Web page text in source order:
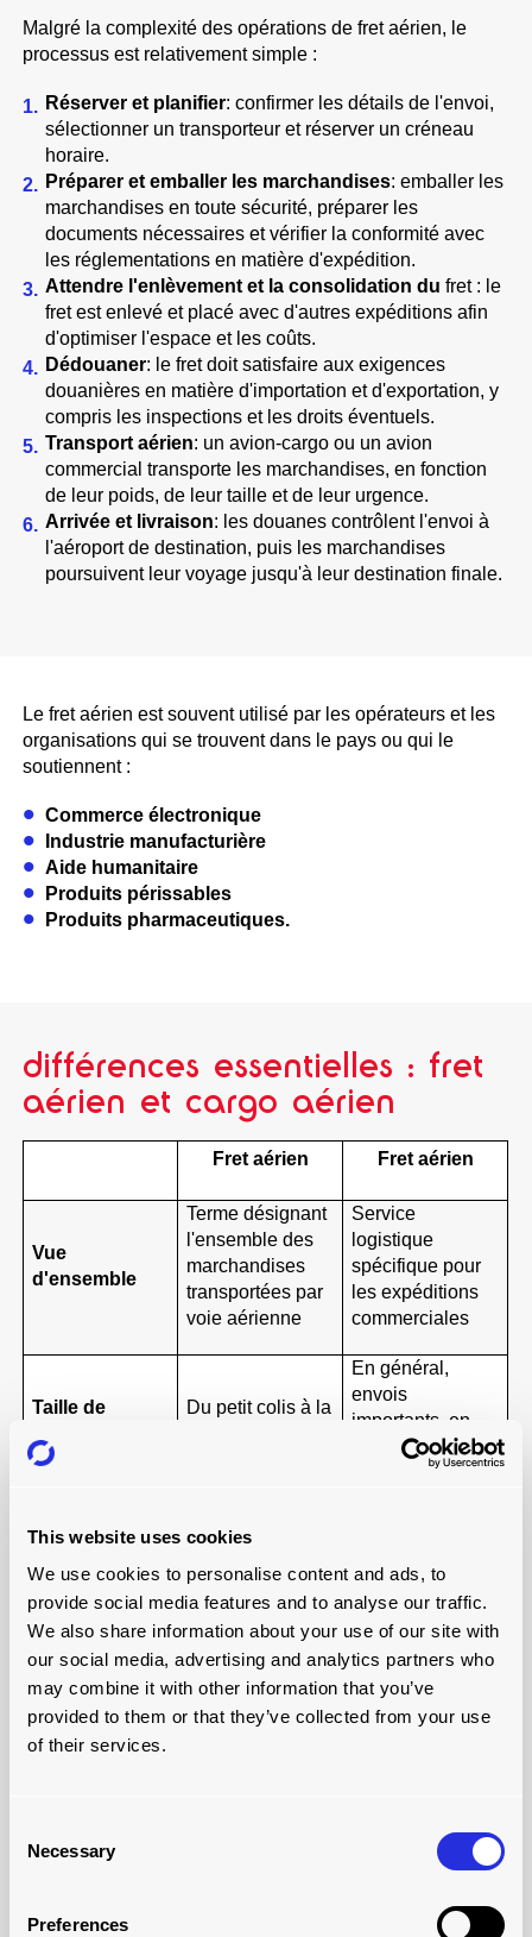
This website uses cookies
We use cookies to personalise content and ads, to
provide social media features and to analyse our traffic.
We also share information about your use of our site with
our social media, advertising and analytics partners who
may combine it with other information that you’ve
provided to them or that they’ve collected from your use
of their services.
Selection
Necessary
Preferences
Malgré la complexité des opérations de fret aérien, le
processus est relativement simple :
Réserver et planifier: confirmer les détails de l'envoi,
sélectionner un transporteur et réserver un créneau
horaire.
Préparer et emballer les marchandises: emballer les
marchandises en toute sécurité, préparer les
documents nécessaires et vérifier la conformité avec
les réglementations en matière d'expédition.
Attendre l'enlèvement et la consolidation du fret : le
fret est enlevé et placé avec d'autres expéditions afin
d'optimiser l'espace et les coûts.
Dédouaner: le fret doit satisfaire aux exigences
douanières en matière d'importation et d'exportation, y
compris les inspections et les droits éventuels.
Transport aérien: un avion-cargo ou un avion
commercial transporte les marchandises, en fonction
de leur poids, de leur taille et de leur urgence.
Arrivée et livraison: les douanes contrôlent l'envoi à
l'aéroport de destination, puis les marchandises
poursuivent leur voyage jusqu'à leur destination finale.
Le fret aérien est souvent utilisé par les opérateurs et les
organisations qui se trouvent dans le pays ou qui le
soutiennent :
Commerce électronique
Industrie manufacturière
Aide humanitaire
Produits périssables
Produits pharmaceutiques.
différences essentielles : fret
aérien et cargo aérien
Fret aérien Fret aérien
Vue
d'ensemble
Terme désignant
l'ensemble des
marchandises
transportées par
voie aérienne
Service
logistique
spécifique pour
les expéditions
commerciales
Taille de
Du petit colis à la
En général,
envois
importants, en
vrac ou
industriels
Transporté par
transport de
passagers ou
avions-cargos
spécialisés
spécialisés
organisés par
des transitaires
Comprend
Le fret, le
Fret uniquement
(B2B)
Idéal pour
grande échelle,
soumise à des